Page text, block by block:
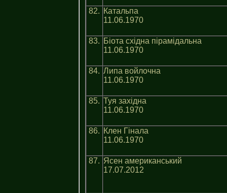
82. Катальпа
11.06.1970
83. Біота східна пірамідальна
11.06.1970
84. Липа войлочна
11.06.1970
85. Туя західна
11.06.1970
86. Клен Гінала
11.06.1970
87. Ясен американський
17.07.2012